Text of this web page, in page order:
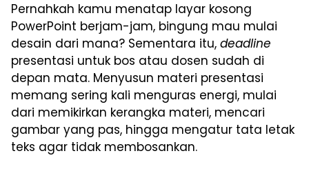
Pernahkah kamu menatap layar kosong
PowerPoint berjam-jam, bingung mau mulai
desain dari mana? Sementara itu, deadline
presentasi untuk bos atau dosen sudah di
depan mata. Menyusun materi presentasi
memang sering kali menguras energi, mulai
dari memikirkan kerangka materi, mencari
gambar yang pas, hingga mengatur tata letak
teks agar tidak membosankan.